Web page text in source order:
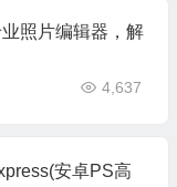
照片编辑器，解
4,637
安卓PS高